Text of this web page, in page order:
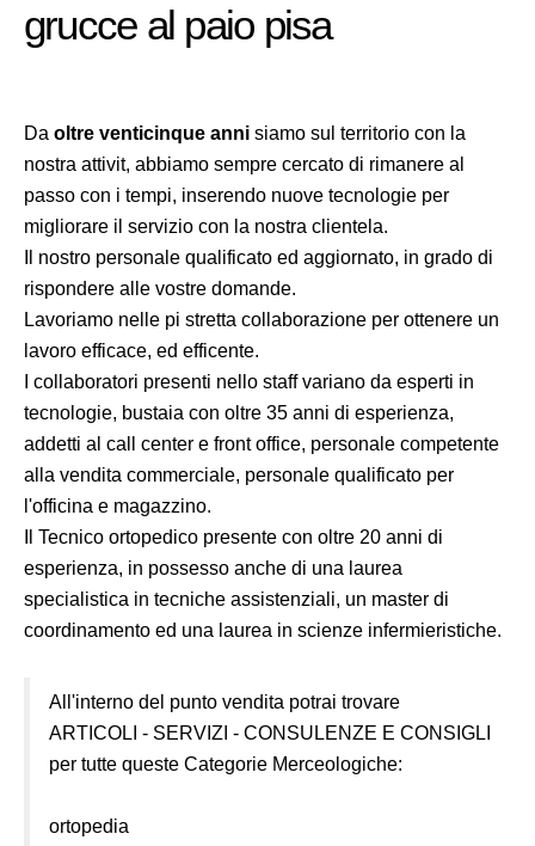
grucce al paio pisa
Da oltre venticinque anni siamo sul territorio con la
nostra attivit, abbiamo sempre cercato di rimanere al
passo con i tempi, inserendo nuove tecnologie per
migliorare il servizio con la nostra clientela.
Il nostro personale qualificato ed aggiornato, in grado di
rispondere alle vostre domande.
Lavoriamo nelle pi stretta collaborazione per ottenere un
lavoro efficace, ed efficente.
I collaboratori presenti nello staff variano da esperti in
tecnologie, bustaia con oltre 35 anni di esperienza,
addetti al call center e front office, personale competente
alla vendita commerciale, personale qualificato per
l'officina e magazzino.
Il Tecnico ortopedico presente con oltre 20 anni di
esperienza, in possesso anche di una laurea
specialistica in tecniche assistenziali, un master di
coordinamento ed una laurea in scienze infermieristiche.
All'interno del punto vendita potrai trovare
ARTICOLI - SERVIZI - CONSULENZE E CONSIGLI
per tutte queste Categorie Merceologiche:
ortopedia